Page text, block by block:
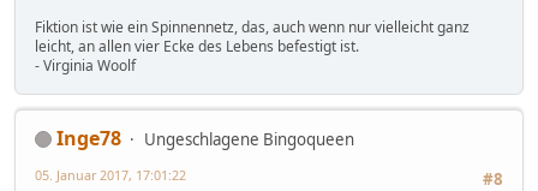
Fiktion ist wie ein Spinnennetz, das, auch wenn nur vielleicht ganz
leicht, an allen vier Ecke des Lebens befestigt ist.
- Virginia Woolf
Inge78
Ungeschlagene Bingoqueen
#8
05. Januar 2017, 17:01:22